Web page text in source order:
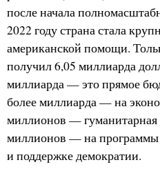
после начала
2022 году страна стала
американской помощи.
получил 6,05 миллиарда
миллиарда — это прямое
более миллиарда — на
миллионов —
миллионов — на программы
и поддержке демократии.